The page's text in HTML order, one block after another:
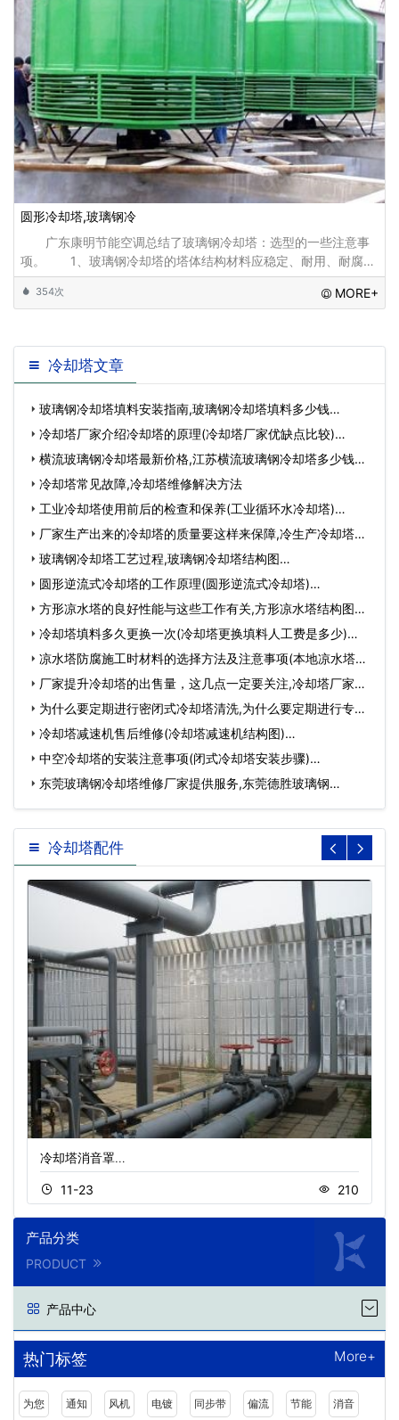
圆形冷却塔,玻璃钢冷
广东康明节能空调总结了玻璃钢冷却塔：选型的一些注意事
项。 1、玻璃钢冷却塔的塔体结构材料应稳定、耐用、耐腐
蚀、装配配合准确。 2、均匀布水、少壁流、喷淋装置
354次 MORE+
冷却塔文章
玻璃钢冷却塔填料安装指南,玻璃钢冷却塔填料多少钱…
冷却塔厂家介绍冷却塔的原理(冷却塔厂家优缺点比较)…
横流玻璃钢冷却塔最新价格,江苏横流玻璃钢冷却塔多少钱…
冷却塔常见故障,冷却塔维修解决方法
工业冷却塔使用前后的检查和保养(工业循环水冷却塔)…
厂家生产出来的冷却塔的质量要这样来保障,冷生产冷却塔的
厂…玻璃钢冷却塔工艺过程,玻璃钢冷却塔结构图…
圆形逆流式冷却塔的工作原理(圆形逆流式冷却塔)…
方形凉水塔的良好性能与这些工作有关,方形凉水塔结构图…
冷却塔填料多久更换一次(冷却塔更换填料人工费是多少)…
凉水塔防腐施工时材料的选择方法及注意事项(本地凉水塔防
腐…厂家提升冷却塔的出售量，这几点一定要关注,冷却塔厂家哪
里好…
为什么要定期进行密闭式冷却塔清洗,为什么要定期进行专业
菌…冷却塔减速机售后维修(冷却塔减速机结构图)…
中空冷却塔的安装注意事项(闭式冷却塔安装步骤)…
东莞玻璃钢冷却塔维修厂家提供服务,东莞德胜玻璃钢…
冷却塔配件
冷却塔消音罩…
11-23 210
产品分类
PRODUCT
产品中心
热门标签 More+
为您 通知 风机 电镀 同步带 偏流 节能 消音